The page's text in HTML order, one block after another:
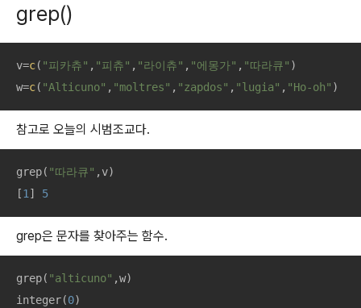
grep()
v=c( "피카츄" , "피츄" , "라이츄" , "에몽가" , "따라큐" )
w=c( "Alticuno" , "moltres" , "zapdos" , "lugia" , "Ho-oh" )
참고로 오늘의 시범조교다.
grep( "따라큐" ,v)
[1 ] 5
grep은 문자를 찾아주는 함수.
grep( "alticuno" ,w)
integer(0)